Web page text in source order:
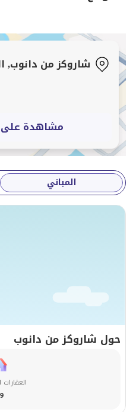
وسطاء سكاي فيو للعقارات
1108، كلوفر باي، الخليج التجاري، دبي (المكتب الرئيسي)
مركز مبيعات سكاي فيو، مكتب 1،
شاروكز من دانوب, الصفوح 1,
مشاهدة على
المباني
حول شاروكز من دانوب